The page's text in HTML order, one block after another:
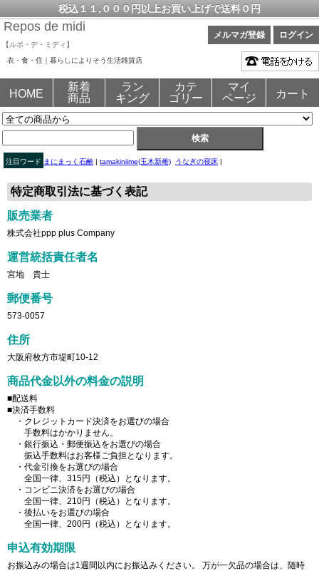
税込１１,０００円以上お買い上げで送料０円
Repos de midi
【ルポ・デ・ミディ】
メルマガ登録 ログイン
衣・食・住｜暮らしによりそう生活雑貨店
HOME
新着
商品
ラン
キング
カテ
ゴリー
マイ
ページ
カート
注目ワード まにまっく石鹸 | tamakiniime(玉木新雌) うなぎの寝床 |
特定商取引法に基づく表記
販売業者
株式会社ppp plus Company
運営統括責任者名
宮地 貴士
郵便番号
573-0057
住所
大阪府枚方市堤町10-12
商品代金以外の料金の説明
■配送料
■決済手数料
・クレジットカード決済をお選びの場合
手数料はかかりません。
・銀行振込・郵便振込をお選びの場合
振込手数料はお客様ご負担となります。
・代金引換をお選びの場合
全国一律、315円（税込）となります。
・コンビニ決済をお選びの場合
全国一律、210円（税込）となります。
・後払いをお選びの場合
全国一律、200円（税込）となります。
申込有効期限
お振込みの場合は1週間以内にお振込みください。 万が一欠品の場合は、随時